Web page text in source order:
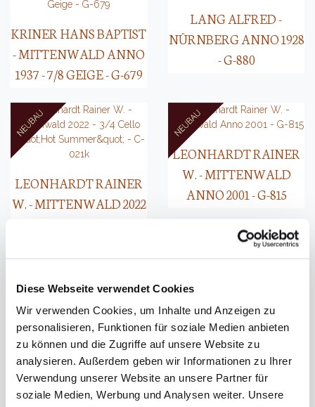
Diese Webseite verwendet Cookies
Wir verwenden Cookies, um Inhalte und Anzeigen zu
personalisieren, Funktionen für soziale Medien anbieten
zu können und die Zugriffe auf unsere Website zu
analysieren. Außerdem geben wir Informationen zu Ihrer
Verwendung unserer Website an unsere Partner für
soziale Medien, Werbung und Analysen weiter. Unsere
KRINER HANS BAPTIST
- MITTENWALD ANNO
1937 - 7/8 GEIGE - G-679
LANG ALFRED -
NÜRNBERG ANNO 1928
- G-880
LEONHARDT RAINER
W. - MITTENWALD 2022
LEONHARDT RAINER
W. - MITTENWALD
ANNO 2001 - G-815
LEONHARDT RAINER
W. - MITTENWALD
ANNO 2006 - 3/4 CELLO -
C-026K
LEONHARDT RAINER
W. - MITTENWALD
ANNO 2008 - 1/4 CELLO -
C-051K